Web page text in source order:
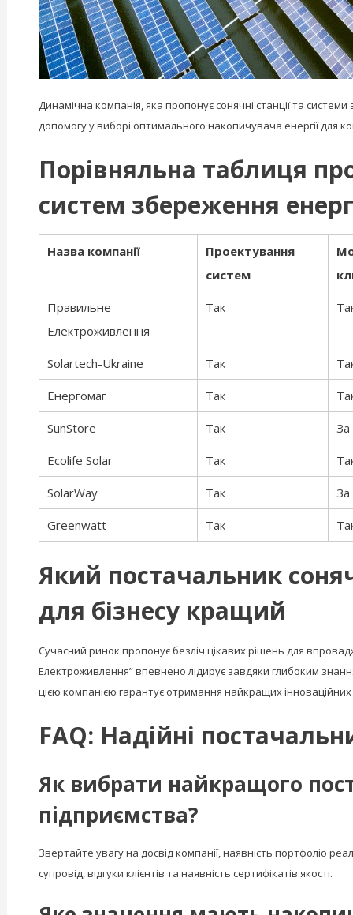
Динамічна компанія, яка пропонує сонячні станції та
допомогу у виборі оптимального накопичувача енергії для
Порівняльна таблиця
систем збереження
Назва компанії
Проектування
систем
Правильне
Електроживлення
Так
Solartech-Ukraine Так
Енергомаг Так
SunStore Так За
Ecolife Solar Так
SolarWay Так За
Greenwatt Так
Який постачальник
для бізнесу кращий
Сучасний ринок пропонує безліч цікавих рішень для
Електроживлення” впевнено лідирує завдяки глибоким
цією компанією гарантує отримання найкращих
FAQ: Надійні
Як вибрати найкращого
підприємства?
Звертайте увагу на досвід компанії, наявність портфоліо
супровід, відгуки клієнтів та наявність сертифікатів якості.